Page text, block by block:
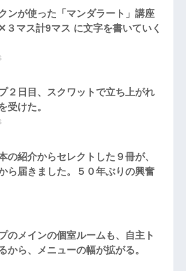
ンが使った「マンダラート」講座
マス計9マス に文字を書いていく
２日目、スクワットで立ち上がれ
受けた。
の紹介からセレクトした９冊が、
ら届きました。５０年ぶりの興奮
のメインの個室ルームも、自主ト
から、メニューの幅が拡がる。